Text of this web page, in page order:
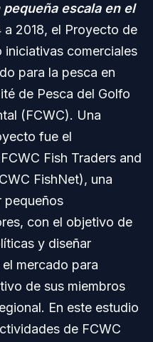
escala en el
a 2018, el Proyecto de
comerciales
para la pesca en
de Pesca del Golfo
(FCWC). Una
fue el
Fish Traders and
FishNet), una
pequeños
con el objetivo de
y diseñar
mercado para
de sus miembros
En este estudio
de FCWC